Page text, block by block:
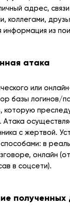
адрес,
коллегами,
из
атака
или
базы логинов/
которую
Атака
с жертвой.
в
онлайн
в соцсети).